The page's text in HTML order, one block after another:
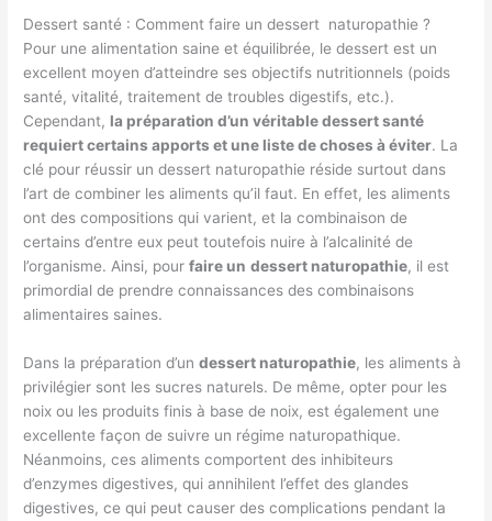
Dessert santé : Comment faire un dessert naturopathie ?
Pour une alimentation saine et équilibrée, le dessert est un
excellent moyen d’atteindre ses objectifs nutritionnels (poids
santé, vitalité, traitement de troubles digestifs, etc.).
Cependant, la préparation d’un véritable dessert santé
requiert certains apports et une liste de choses à éviter. La
clé pour réussir un dessert naturopathie réside surtout dans
l’art de combiner les aliments qu’il faut. En effet, les aliments
ont des compositions qui varient, et la combinaison de
certains d’entre eux peut toutefois nuire à l’alcalinité de
l’organisme. Ainsi, pourfaire un dessert naturopathie, il est
primordial de prendre connaissances des combinaisons
alimentaires saines.
Dans la préparation d’undessert naturopathie, les aliments à
privilégier sont les sucres naturels. De même, opter pour les
noix ou les produits finis à base de noix, est également une
excellente façon de suivre un régime naturopathique.
Néanmoins, ces aliments comportent des inhibiteurs
d’enzymes digestives, qui annihilent l’effet des glandes
digestives, ce qui peut causer des complications pendant la